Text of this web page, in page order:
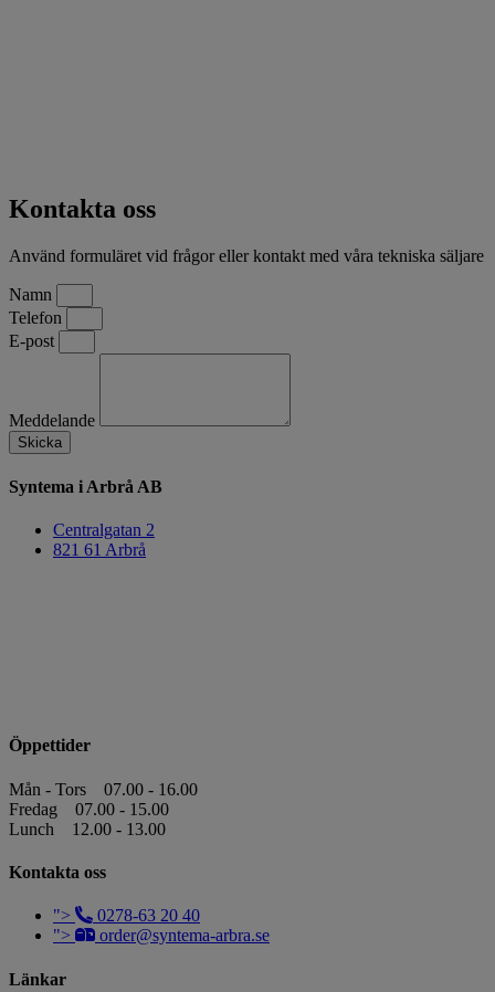
Kontakta oss
Använd formuläret vid frågor eller kontakt med våra tekniska säljare
Namn
Telefon
E-post
Meddelande
Skicka
Syntema i Arbrå AB
Centralgatan 2
821 61 Arbrå
Öppettider
Mån - Tors
07.00 - 16.00
Fredag
07.00 - 15.00
Lunch
12.00 - 13.00
Kontakta oss
">
0278-63 20 40
">
order@syntema-arbra.se
Länkar